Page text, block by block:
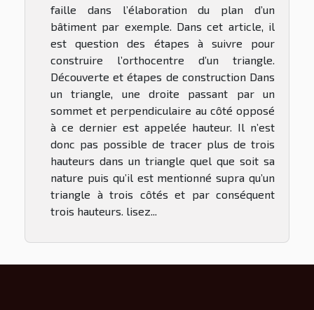
faille dans l’élaboration du plan d’un
bâtiment par exemple. Dans cet article, il
est question des étapes à suivre pour
construire l’orthocentre d’un triangle.
Découverte et étapes de construction Dans
un triangle, une droite passant par un
sommet et perpendiculaire au côté opposé
à ce dernier est appelée hauteur. Il n’est
donc pas possible de tracer plus de trois
hauteurs dans un triangle quel que soit sa
nature puis qu’il est mentionné supra qu’un
triangle à trois côtés et par conséquent
trois hauteurs. lisez...